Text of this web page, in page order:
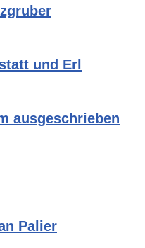
und Erl
ausgeschrieben
Palier